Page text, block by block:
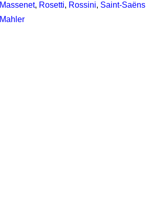
Massenet, Rosetti, Rossini, Saint-Saëns
Mahler